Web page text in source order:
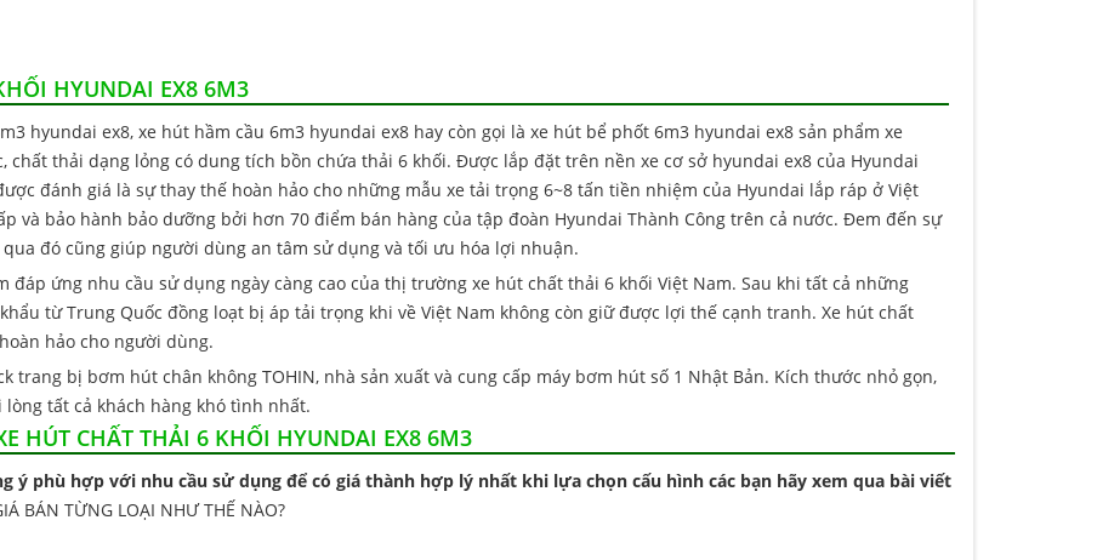
HYUNDAI EX8 6M3
hyundai ex8, xe hút hầm cầu 6m3 hyundai ex8 hay còn gọi là xe hút bể phốt 6m3 hyundai ex8 sản phẩm xe
chất thải dạng lỏng có dung tích bồn chứa thải 6 khối. Được lắp đặt trên nền xe cơ sở hyundai ex8 của Hyundai
đánh giá là sự thay thế hoàn hảo cho những mẫu xe tải trọng 6~8 tấn tiền nhiệm của Hyundai lắp ráp ở Việt
và bảo hành bảo dưỡng bởi hơn 70 điểm bán hàng của tập đoàn Hyundai Thành Công trên cả nước. Đem đến sự
đó cũng giúp người dùng an tâm sử dụng và tối ưu hóa lợi nhuận.
đáp ứng nhu cầu sử dụng ngày càng cao của thị trường xe hút chất thải 6 khối Việt Nam. Sau khi tất cả những
từ Trung Quốc đồng loạt bị áp tải trọng khi về Việt Nam không còn giữ được lợi thế cạnh tranh. Xe hút chất
hảo cho người dùng.
trang bị bơm hút chân không TOHIN, nhà sản xuất và cung cấp máy bơm hút số 1 Nhật Bản. Kích thước nhỏ gọn,
tất cả khách hàng khó tình nhất.
HÚT CHẤT THẢI 6 KHỐI HYUNDAI EX8 6M3
ý phù hợp với nhu cầu sử dụng để có giá thành hợp lý nhất khi lựa chọn cấu hình các bạn hãy xem qua bài viết
BÁN TỪNG LOẠI NHƯ THẾ NÀO?